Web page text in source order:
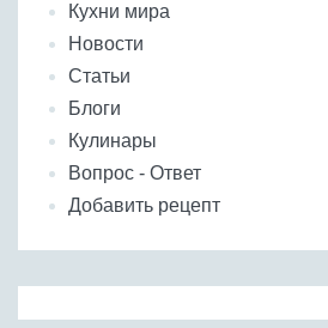
Кухни мира
Новости
Статьи
Блоги
Кулинары
Вопрос - Ответ
Добавить рецепт